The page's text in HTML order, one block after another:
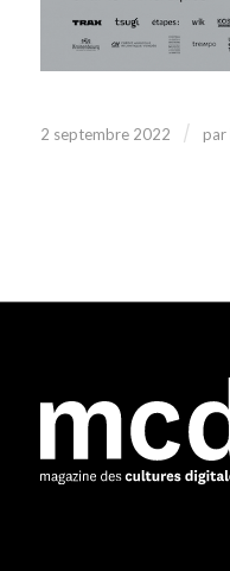
2 septembre 2022 / par